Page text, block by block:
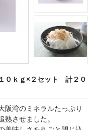
０ｋｇ×２セット 計２０
阪湾のミネラルたっぷり
させました。